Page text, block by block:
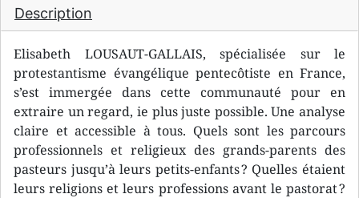
Description
Elisabeth LOUSAUT-GALLAIS, spécialisée sur le
protestantisme évangélique pentecôtiste en France,
s’est immergée dans cette communauté pour en
extraire un regard, ie plus juste possible. Une analyse
claire et accessible à tous. Quels sont les parcours
professionnels et religieux des grands-parents des
pasteurs jusqu’à leurs petits-enfants ? Quelles étaient
leurs religions et leurs professions avant le pastorat ?